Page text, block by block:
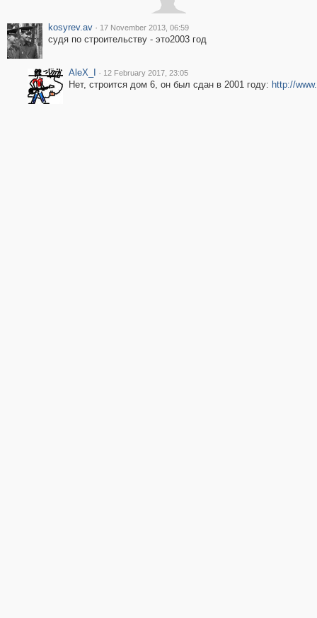
kosyrev.av · 17 November 2013, 06:59
судя по строительству - это2003 год
AleX_I · 12 February 2017, 23:05
Нет, строится дом 6, он был сдан в 2001 году: http://